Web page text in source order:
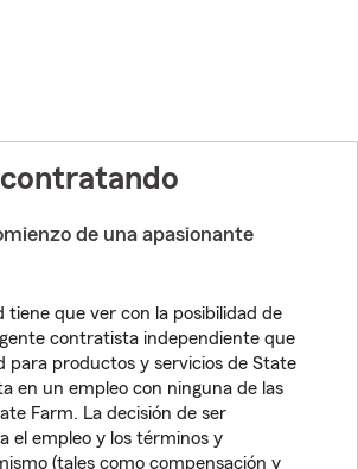
de una apasionante
tiene que ver con la posibilidad de
contratista independiente que
para productos y servicios de State
en un empleo con ninguna de las
Farm. La decisión de ser
el empleo y los términos y
(tales como compensación y